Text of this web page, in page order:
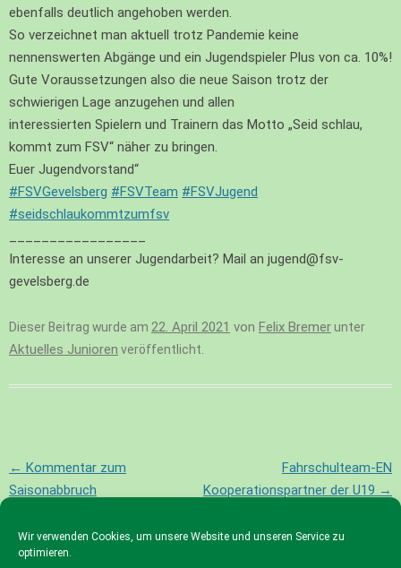
Wir verwenden Cookies, um unsere Website und unseren Service zu
optimieren.
ebenfalls deutlich angehoben werden.
So verzeichnet man aktuell trotz Pandemie keine
nennenswerten Abgänge und ein Jugendspieler Plus von ca. 10%!
Gute Voraussetzungen also die neue Saison trotz der
schwierigen Lage anzugehen und allen
interessierten Spielern und Trainern das Motto „Seid schlau,
kommt zum FSV“ näher zu bringen.
Euer Jugendvorstand“
#FSVGevelsberg #FSVTeam #FSVJugend
#seidschlaukommtzumfsv
Interesse an unserer Jugendarbeit? Mail an jugend@fsv-
gevelsberg.de
Dieser Beitrag wurde am 22. April 2021 von Felix Bremerunter
Aktuelles Junioren veröffentlicht.
Beitragsnavigation
← Kommentar zum
Saisonabbruch
Fahrschulteam-EN
Kooperationspartner der U19 →